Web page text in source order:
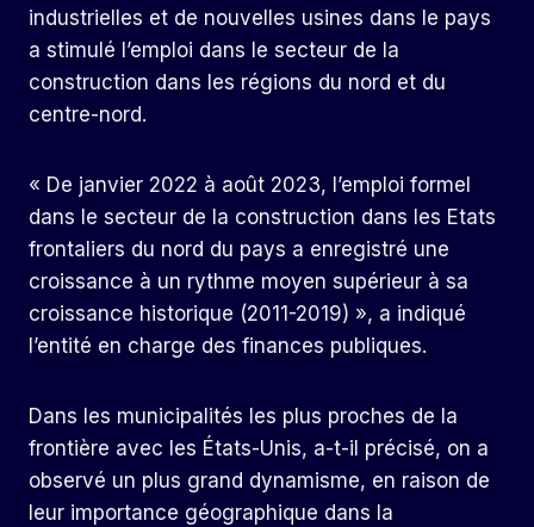
industrielles et de nouvelles usines dans le pays
a stimulé l’emploi dans le secteur de la
construction dans les régions du nord et du
centre-nord.
« De janvier 2022 à août 2023, l’emploi formel
dans le secteur de la construction dans les Etats
frontaliers du nord du pays a enregistré une
croissance à un rythme moyen supérieur à sa
croissance historique (2011-2019) », a indiqué
l’entité en charge des finances publiques.
Dans les municipalités les plus proches de la
frontière avec les États-Unis, a-t-il précisé, on a
observé un plus grand dynamisme, en raison de
leur importance géographique dans la